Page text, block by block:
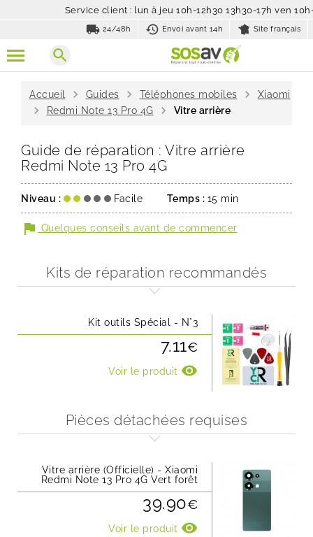
Service client : lun à jeu 10h-12h30 13h30-17h ven
local_shipping 24/48h history_toggle_off
Envoi avant 14h Site français
search
Accueil chevron_right Guides chevron_right Téléphones mobiles chevron_right Xiaomi
chevron_right Redmi Note 13 Pro 4G chevron_right Vitre arrière
Guide de réparation : Vitre arrière
Redmi Note 13 Pro 4G
Niveau : Facile Temps : 15 min
flag Quelques conseils avant de commencer
Kits de réparation recommandés
Kit outils Spécial - N°3
7.11€
Voir le produit visibility
Pièces détachées requises
Vitre arrière (Officielle) - Xiaomi
Redmi Note 13 Pro 4G Vert forêt
39.90€
Voir le produit visibility